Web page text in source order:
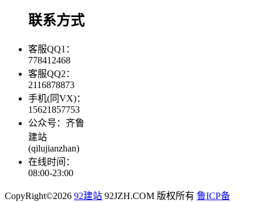
联系方式
客服QQ1：
778412468
客服QQ2：
2116878873
手机(同VX)：
15621857753
公众号：齐鲁
建站
(qilujianzhan)
在线时间：
08:00-23:00
CopyRight©2026 92建站 92JZH.COM 版权所有 鲁ICP备